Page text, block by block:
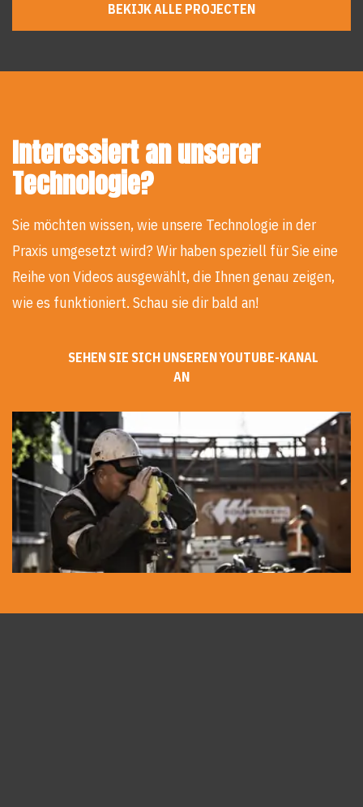
BEKIJK ALLE PROJECTEN
Interessiert an unserer
Technologie?
Sie möchten wissen, wie unsere Technologie in der
Praxis umgesetzt wird? Wir haben speziell für Sie eine
Reihe von Videos ausgewählt, die Ihnen genau zeigen,
wie es funktioniert. Schau sie dir bald an!
SEHEN SIE SICH UNSEREN YOUTUBE-KANAL
AN